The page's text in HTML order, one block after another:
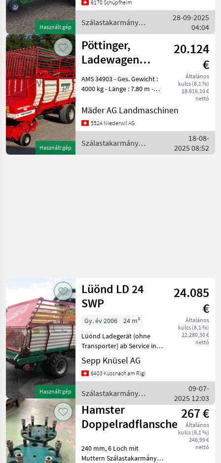
Használt gép
Deichselverlängerung für
Doppe
6170 Schüpfheim
Szálastakarmány
betakarítók / Agrar
28-09-2025
04:04
Használt gép
Pöttinger,
Ladewagen
Ernteboss 2
exklusive
20.124
€
Általános
kulcs (8,1 %)
18.616,10 €
nettó
AMS 34903 - Ges. Gewicht :
4000 kg - Länge : 7.80 m -
Gesamt Höhe : 2.40 m ohne
45 -
Mäder AG Landmaschinen
5524 Niederwil AG
Szálastakarmány
betakarítók / Pöttinger
18-08-
2025 08:52
Használt gép
Lüönd LD 24
SWP
24.085
€
Általános
kulcs (8,1 %)
22.280,30 €
nettó
Gy. év 2006
24 m³
Lüönd Ladegerät (ohne
Transporter) ab Service in
einem sehr guten Zustand.
Zwei Messer montiert, hydr.
Kratzboden, hydr. Hektor,
verschiedene
Sepp Knüsel AG
6403 Küssnach am Rigi
Szálastakarmány
betakarítók / Lüönd
09-07-
2025 12:03
Hamster
Doppelradflansche
267 €
Általános
kulcs (8,1 %)
246,99 €
nettó
240 mm, 6 Loch mit
Muttern Szálastakarmány